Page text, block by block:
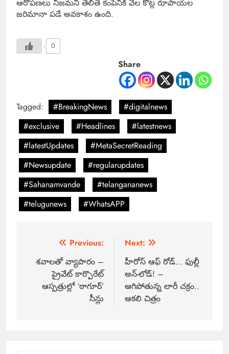
ఆరోపణలు నిజమని తేలితే కంపెనీకి వేల కోట్ల రూపాయల
జరిమానా పడే అవకాశం ఉంది.
0
Share
Tagged: #BreakingNews
#digitalnews
#exclusive
#Headlines
#latestnews
#latestUpdates
#MetaSecretReading
#Newsupdate
#regularupdates
#Sahanamvande
#telangananews
#telugunews
#WhatsAPP
Previous:
శవాలతో వ్యాపారం –
ప్రైవేట్ కార్పొరేట్
ఆస్పత్రుల్లో ‘ఠాగూర్’
సీన్లు
Next:
హీరోస్ ఆఫ్ రోడ్… ఫుల్లీ
అన్-లోడ్! –
ఆగిపోతున్న లారీ చక్రం..
ఆకలి చిత్రం